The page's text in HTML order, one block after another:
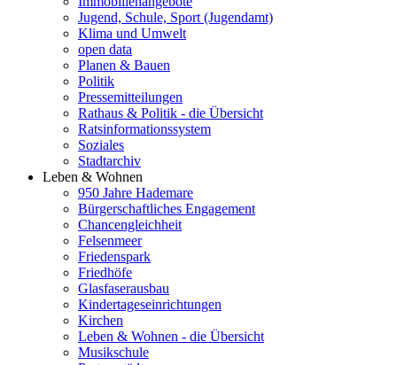
Jugend, Schule, Sport (Jugendamt)
Klima und Umwelt
open data
Planen & Bauen
Politik
Pressemitteilungen
Rathaus & Politik - die Übersicht
Ratsinformationssystem
Soziales
Stadtarchiv
Leben & Wohnen
950 Jahre Hademare
Bürgerschaftliches Engagement
Chancengleichheit
Felsenmeer
Friedenspark
Friedhöfe
Glasfaserausbau
Kindertageseinrichtungen
Kirchen
Leben & Wohnen - die Übersicht
Musikschule